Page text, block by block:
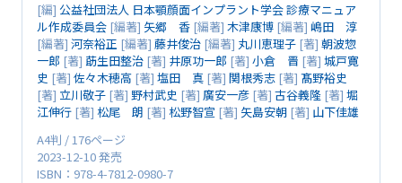
[編] 公益社団法人 日本顎顔面インプラント学会 診療マニュア
ル作成委員会 [編著] 矢郷 香 [編著] 木津康博 [編著] 嶋田 淳
[編著] 河奈裕正 [編著] 藤井俊治 [編著] 丸川恵理子 [著] 朝波惣
一郎 [著] 莇生田整治 [著] 井原功一郎 [著] 小倉 晋 [著] 城戸寛
史 [著] 佐々木穂高 [著] 塩田 真 [著] 関根秀志 [著] 髙野裕史
[著] 立川敬子 [著] 野村武史 [著] 廣安一彦 [著] 古谷義隆 [著] 堀
江伸行 [著] 松尾 朗 [著] 松野智宣 [著] 矢島安朝 [著] 山下佳雄
A4判 / 176ページ
2023-12-10 発売
ISBN：978-4-7812-0980-7